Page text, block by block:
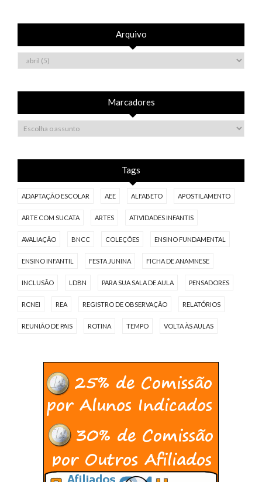
Arquivo
Marcadores
Tags
ADAPTAÇÃO ESCOLAR AEE ALFABETO APOSTILAMENTO
ARTE COM SUCATA ARTES ATIVIDADES INFANTIS
AVALIAÇÃO BNCC COLEÇÕES ENSINO FUNDAMENTAL
ENSINO INFANTIL FESTA JUNINA FICHA DE ANAMNESE
INCLUSÃO LDBN PARA SUA SALA DE AULA PENSADORES
RCNEI REA REGISTRO DE OBSERVAÇÃO RELATÓRIOS
REUNIÃO DE PAIS ROTINA TEMPO VOLTA ÀS AULAS